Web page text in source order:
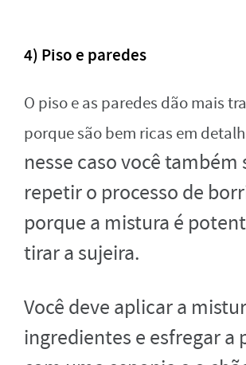
4) Piso e paredes
O piso e as paredes dão mais
porque são bem ricas em
nesse caso você também
repetir o processo de
porque a mistura é
tirar a sujeira.
Você deve aplicar a
ingredientes e esfregar a